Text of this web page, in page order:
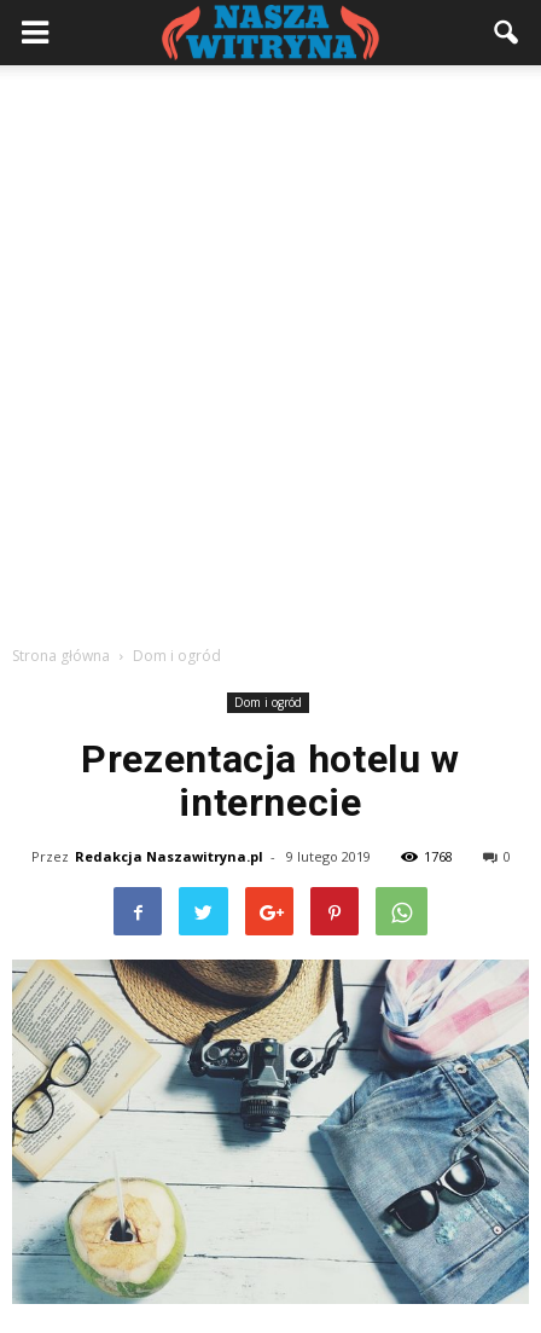
Strona główna Dom i ogród
Dom i ogród
Prezentacja hotelu w
internecie
Przez Redakcja Naszawitryna.pl - 9 lutego 2019 1768 0